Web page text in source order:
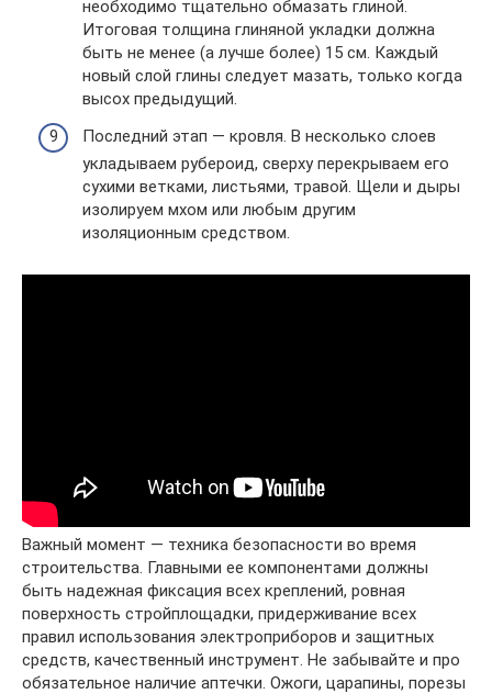
необходимо тщательно обмазать глиной.
Итоговая толщина глиняной укладки должна
быть не менее (а лучше более) 15 см. Каждый
новый слой глины следует мазать, только когда
высох предыдущий.
Последний этап — кровля. В несколько слоев
укладываем рубероид, сверху перекрываем его
сухими ветками, листьями, травой. Щели и дыры
изолируем мхом или любым другим
изоляционным средством.
Важный момент — техника безопасности во время
строительства. Главными ее компонентами должны
быть надежная фиксация всех креплений, ровная
поверхность стройплощадки, придерживание всех
правил использования электроприборов и защитных
средств, качественный инструмент. Не забывайте и про
обязательное наличие аптечки. Ожоги, царапины, порезы